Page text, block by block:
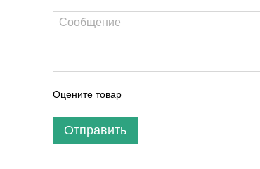
Оцените товар
Отправить